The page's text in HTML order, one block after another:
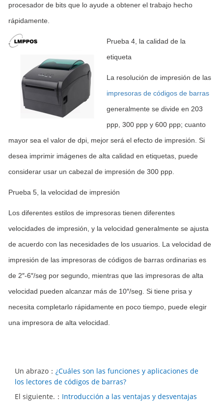
procesador de bits que lo ayude a obtener el trabajo hecho
rápidamente.
Prueba 4, la calidad de la
etiqueta
La resolución de impresión de las
impresoras de códigos de barras
generalmente se divide en 203
ppp, 300 ppp y 600 ppp; cuanto
mayor sea el valor de dpi, mejor será el efecto de impresión. Si
desea imprimir imágenes de alta calidad en etiquetas, puede
considerar usar un cabezal de impresión de 300 ppp.
Prueba 5, la velocidad de impresión
Los diferentes estilos de impresoras tienen diferentes
velocidades de impresión, y la velocidad generalmente se ajusta
de acuerdo con las necesidades de los usuarios. La velocidad de
impresión de las impresoras de códigos de barras ordinarias es
de 2″-6″/seg por segundo, mientras que las impresoras de alta
velocidad pueden alcanzar más de 10″/seg. Si tiene prisa y
necesita completarlo rápidamente en poco tiempo, puede elegir
una impresora de alta velocidad.
Un abrazo： ¿Cuáles son las funciones y aplicaciones de
los lectores de códigos de barras?
El siguiente.： Introducción a las ventajas y desventajas